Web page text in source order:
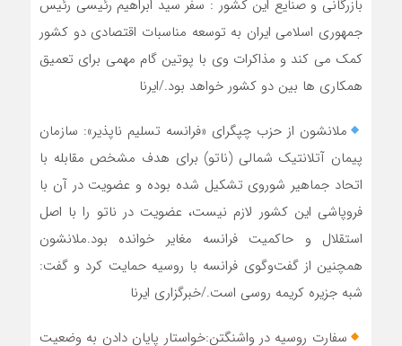
بازرگانی و صنایع این کشور : سفر سید ابراهیم رئیسی رئیس
جمهوری اسلامی ایران به توسعه مناسبات اقتصادی دو کشور
کمک می کند و مذاکرات وی با پوتین گام مهمی برای تعمیق
همکاری ها بین دو کشور خواهد بود./ایرنا
ملانشون از حزب چپگرای «فرانسه تسلیم ناپذیر»: سازمان
پیمان آتلانتیک شمالی (ناتو) برای هدف مشخص مقابله با
اتحاد جماهیر شوروی تشکیل شده بوده و عضویت در آن با
فروپاشی این کشور لازم نیست، عضویت در ناتو را با اصل
استقلال و حاکمیت فرانسه مغایر خوانده بود.ملانشون
همچنین از گفت‌وگوی فرانسه با روسیه حمایت کرد و گفت:
شبه جزیره کریمه روسی است./خبرگزاری ایرنا
سفارت روسیه در واشنگتن:خواستار پایان دادن به وضعیت